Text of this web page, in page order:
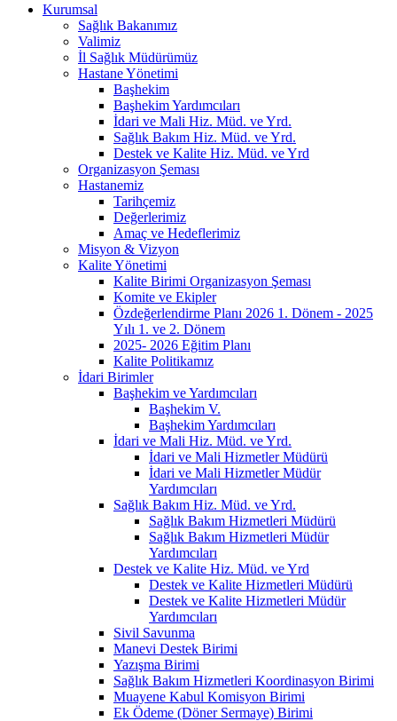
Kurumsal
Sağlık Bakanımız
Valimiz
İl Sağlık Müdürümüz
Hastane Yönetimi
Başhekim
Başhekim Yardımcıları
İdari ve Mali Hiz. Müd. ve Yrd.
Sağlık Bakım Hiz. Müd. ve Yrd.
Destek ve Kalite Hiz. Müd. ve Yrd
Organizasyon Şeması
Hastanemiz
Tarihçemiz
Değerlerimiz
Amaç ve Hedeflerimiz
Misyon & Vizyon
Kalite Yönetimi
Kalite Birimi Organizasyon Şeması
Komite ve Ekipler
Özdeğerlendirme Planı 2026 1. Dönem - 2025
Yılı 1. ve 2. Dönem
2025- 2026 Eğitim Planı
Kalite Politikamız
İdari Birimler
Başhekim ve Yardımcıları
Başhekim V.
Başhekim Yardımcıları
İdari ve Mali Hiz. Müd. ve Yrd.
İdari ve Mali Hizmetler Müdürü
İdari ve Mali Hizmetler Müdür
Yardımcıları
Sağlık Bakım Hiz. Müd. ve Yrd.
Sağlık Bakım Hizmetleri Müdürü
Sağlık Bakım Hizmetleri Müdür
Yardımcıları
Destek ve Kalite Hiz. Müd. ve Yrd
Destek ve Kalite Hizmetleri Müdürü
Destek ve Kalite Hizmetleri Müdür
Yardımcıları
Sivil Savunma
Manevi Destek Birimi
Yazışma Birimi
Sağlık Bakım Hizmetleri Koordinasyon Birimi
Muayene Kabul Komisyon Birimi
Ek Ödeme (Döner Sermaye) Birimi